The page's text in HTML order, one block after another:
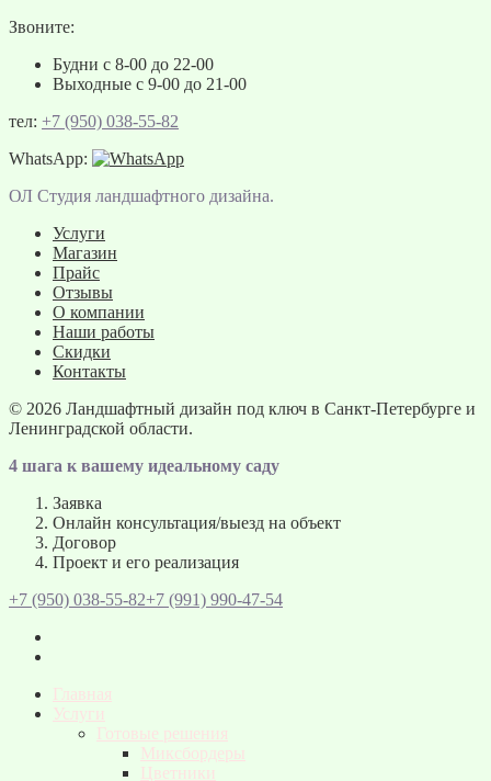
Звоните:
Будни с 8-00 до 22-00
Выходные с 9-00 до 21-00
тел: +7 (950) 038-55-82
WhatsApp:
ОЛ Студия ландшафтного дизайна.
Услуги
Магазин
Прайс
Отзывы
О компании
Наши работы
Скидки
Контакты
© 2026 Ландшафтный дизайн под ключ в Санкт-Петербурге и
Ленинградской области.
4 шага к вашему идеальному саду
Заявка
Онлайн консультация/выезд на объект
Договор
Проект и его реализация
+7 (950) 038-55-82+7 (991) 990-47-54
Главная
Услуги
Готовые решения
Миксбордеры
Цветники